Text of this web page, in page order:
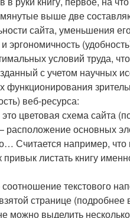
выше две
сайта, уменьшения
эргономичность
условий труда,
с учетом научных
функционирования
веб-ресурса:
цветовая схема сайта
расположение основных
Считается например,
привык листать книгу
соотношение текстового
странице
можно выделить